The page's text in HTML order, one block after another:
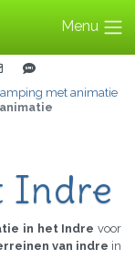
Menu
met animatie
Indre
in het Indre voor
van indre in